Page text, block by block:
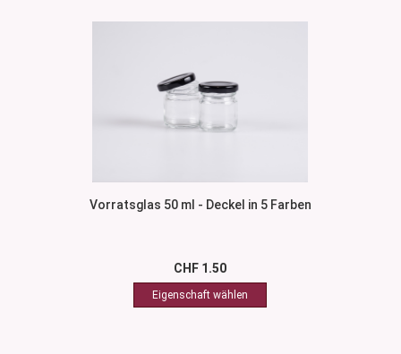
Vorratsglas 50 ml - Deckel in 5 Farben
CHF 1.50